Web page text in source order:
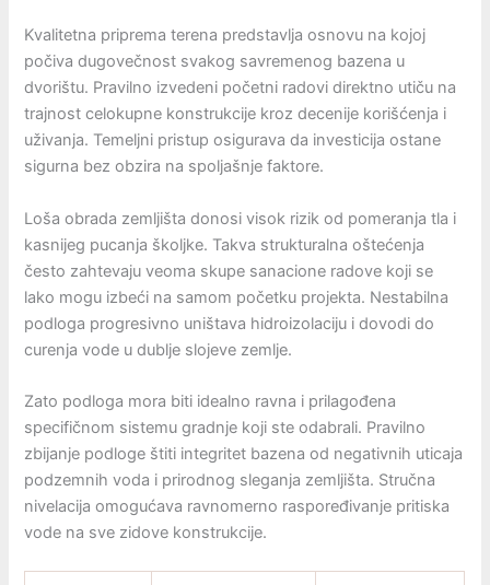
Kvalitetna priprema terena predstavlja osnovu na kojoj
počiva dugovečnost svakog savremenog bazena u
dvorištu. Pravilno izvedeni početni radovi direktno utiču na
trajnost celokupne konstrukcije kroz decenije korišćenja i
uživanja. Temeljni pristup osigurava da investicija ostane
sigurna bez obzira na spoljašnje faktore.
Loša obrada zemljišta donosi visok rizik od pomeranja tla i
kasnijeg pucanja školjke. Takva strukturalna oštećenja
često zahtevaju veoma skupe sanacione radove koji se
lako mogu izbeći na samom početku projekta. Nestabilna
podloga progresivno uništava hidroizolaciju i dovodi do
curenja vode u dublje slojeve zemlje.
Zato podloga mora biti idealno ravna i prilagođena
specifičnom sistemu gradnje koji ste odabrali. Pravilno
zbijanje podloge štiti integritet bazena od negativnih uticaja
podzemnih voda i prirodnog sleganja zemljišta. Stručna
nivelacija omogućava ravnomerno raspoređivanje pritiska
vode na sve zidove konstrukcije.